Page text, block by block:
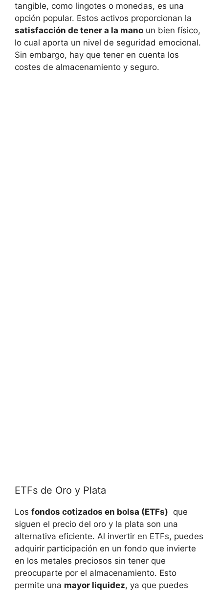
tangible, como lingotes o monedas, es una
opción popular. Estos activos proporcionan la
satisfacción ​de tener a la mano un bien físico,
lo cual aporta un nivel de seguridad emocional.
Sin embargo, hay que tener en cuenta los
costes de almacenamiento y seguro.
ETFs de Oro y Plata
Los fondos cotizados en bolsa (ETFs) ‍ que
siguen el precio del oro y la plata son‌ una
alternativa eficiente. Al invertir en ETFs, puedes
adquirir participación en un fondo​ que invierte
en los metales preciosos sin tener que
preocuparte por⁤ el almacenamiento. Esto
permite una mayor liquidez, ya que puedes